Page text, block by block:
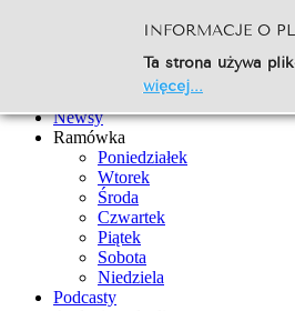
Strona Główna
Newsy
Ramówka
Poniedziałek
Wtorek
Środa
Czwartek
Piątek
Sobota
Niedziela
Podcasty
INFORMACJE O
Ta strona używa
więcej...